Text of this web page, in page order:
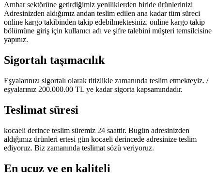
Ambar sektörüne getirdiğimiz yeniliklerden biride ürünlerinizi
Adresinizden aldığımız andan teslim edilen ana kadar tüm süreci
online kargo takibinden takip edebilmektesiniz. online kargo takip
bölümüne giriş için kullanıcı adı ve şifre talebini müşteri temsilcisine
yapınız.
Sigortalı taşımacılık
Eşyalarınızı sigortalı olarak titizlikle zamanında teslim etmekteyiz. /
eşyalarınız 200.000.00 TL ye kadar sigorta kapsamındadır.
Teslimat süresi
kocaeli derince teslim süremiz 24 saattir. Bugün adresinizden
aldığımız ürünleri ertesi gün kocaeli derincede adresinize teslim
ediyoruz. Biz zamanında teslimat sözü veriyoruz.
En ucuz ve en kaliteli